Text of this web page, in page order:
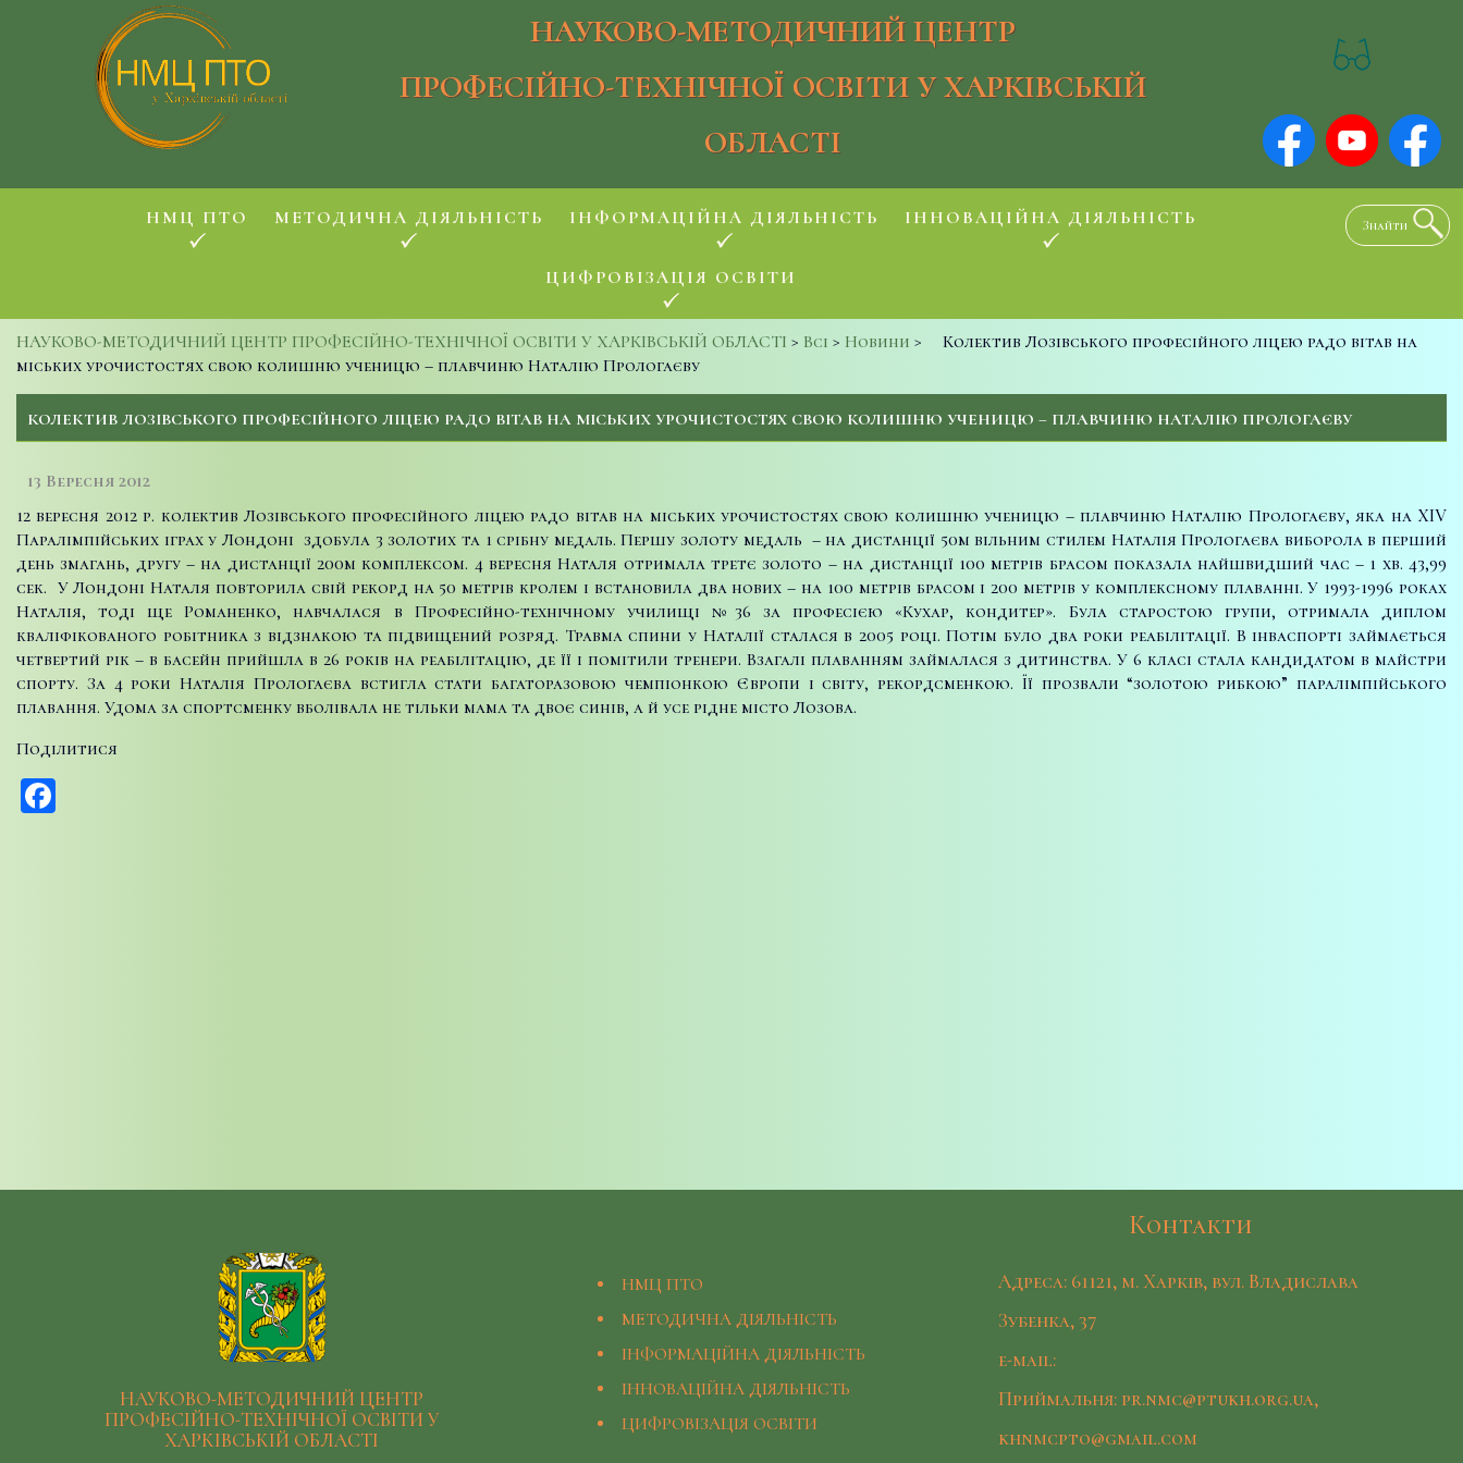
НАУКОВО-МЕТОДИЧНИЙ ЦЕНТР
ПРОФЕСІЙНО-ТЕХНІЧНОЇ ОСВІТИ У ХАРКІВСЬКІЙ
ОБЛАСТІ
НМЦ ПТО МЕТОДИЧНА ДІЯЛЬНІСТЬ ІНФОРМАЦІЙНА ДІЯЛЬНІСТЬ ІННОВАЦІЙНА ДІЯЛЬНІСТЬ
ЦИФРОВІЗАЦІЯ ОСВІТИ
НАУКОВО-МЕТОДИЧНИЙ ЦЕНТР ПРОФЕСІЙНО-ТЕХНІЧНОЇ ОСВІТИ У ХАРКІВСЬКІЙ ОБЛАСТІ > Всі > Новини >
Колектив Лозівського професійного ліцею радо вітав на
міських урочистостях свою колишню ученицю – плавчиню Наталію Прологаєву
КОЛЕКТИВ ЛОЗІВСЬКОГО ПРОФЕСІЙНОГО ЛІЦЕЮ РАДО ВІТАВ НА МІСЬКИХ УРОЧИСТОСТЯХ СВОЮ КОЛИШНЮ УЧЕНИЦЮ – ПЛАВЧИНЮ НАТАЛІЮ ПРОЛОГАЄВУ
13 Вересня 2012
12 вересня 2012 р. колектив Лозівського професійного ліцею радо вітав на міських урочистостях свою колишню ученицю – плавчиню Наталію Прологаєву, яка на XIV
Паралімпійських іграх у Лондоні здобула 3 золотих та 1 срібну медаль. Першу золоту медаль – на дистанції 50м вільним стилем Наталія Прологаєва виборола в перший
день змагань, другу – на дистанції 200м комплексом. 4 вересня Наталя отримала третє золото – на дистанції 100 метрів брасом показаланайшвидший час – 1 хв. 43,99
сек. У Лондоні Наталя повторила свій рекорд на 50 метрів кролем і встановила два нових – на 100 метрів брасом і 200 метрів у комплексному плаванні. У 1993-1996 роках
Наталія, тоді ще Романенко, навчалася в Професійно-технічному училищі №36 за професією «Кухар, кондитер». Була старостою групи, отримала диплом
кваліфікованого робітника з відзнакою та підвищений розряд. Травма спини у Наталії сталася в 2005 році. Потім було два роки реабілітації. В інваспорті займається
четвертий рік – в басейн прийшла в 26 років на реабілітацію, де її і помітили тренери. Взагалі плаванням займалася з дитинства. У 6 класі стала кандидатом в майстри
спорту. За 4 роки Наталія Прологаєва встигла стати багаторазовою чемпіонкою Європи і світу, рекордсменкою. Її прозвали “золотою рибкою” паралімпійського
плавання. Удома за спортсменку вболівала не тільки мама та двоє синів, а й усе рідне місто Лозова.
Поділитися
НАУКОВО-МЕТОДИЧНИЙ ЦЕНТР
ПРОФЕСІЙНО-ТЕХНІЧНОЇ ОСВІТИ У
ХАРКІВСЬКІЙ ОБЛАСТІ
НМЦ ПТО
МЕТОДИЧНА ДІЯЛЬНІСТЬ
ІНФОРМАЦІЙНА ДІЯЛЬНІСТЬ
ІННОВАЦІЙНА ДІЯЛЬНІСТЬ
ЦИФРОВІЗАЦІЯ ОСВІТИ
Контакти
Адреса: 61121, м. Харків, вул. Владислава
Зубенка, 37
e-mail:
Приймальня: pr.nmc@ptukh.org.ua,
khnmcpto@gmail.com